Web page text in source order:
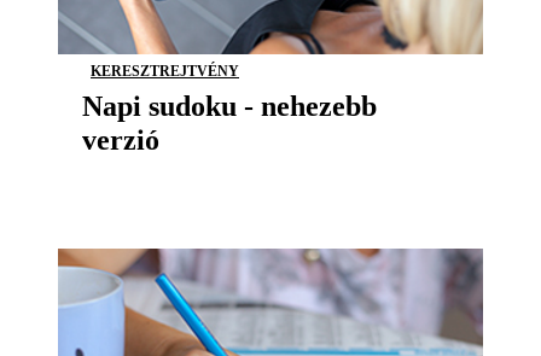
KERESZTREJTVÉNY
Napi sudoku - nehezebb
verzió